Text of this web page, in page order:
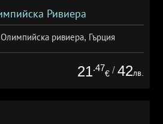
Ривиера
ривиера, Гърция
21.47
€ / 42лв.